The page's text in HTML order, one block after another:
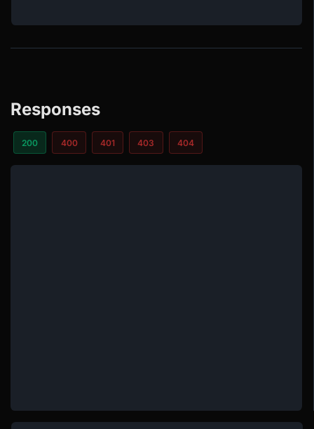
Responses
200 400 401 403 404